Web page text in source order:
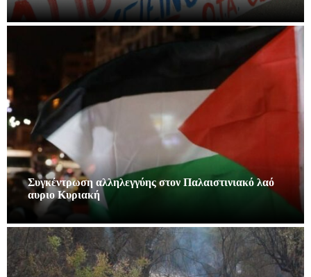
Συγκέντρωση αλληλεγγύης στον Παλαιστινιακό λαό
αυριο Κυριακή